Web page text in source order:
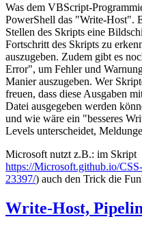
Was dem VBScript-
PowerShell das "Write-Host".
Stellen des Skripts eine
Fortschritt des Skripts zu
auszugeben. Zudem gibt es
Error", um Fehler und
Manier auszugeben. Wer
freuen, dass diese Ausgaben
Datei ausgegeben werden
und wie wäre ein "besseres
Levels unterscheidet,
Microsoft nutzt z.B.: im Skript
https://Microsoft.github.io/
23397/) auch den Trick die
Write-Host,